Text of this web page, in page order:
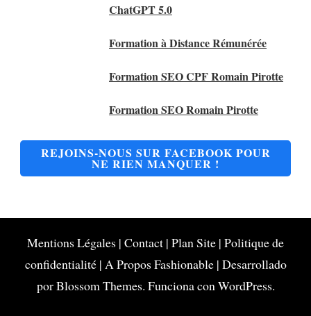
ChatGPT 5.0
Formation à Distance Rémunérée
Formation SEO CPF Romain Pirotte
Formation SEO Romain Pirotte
REJOINS-NOUS SUR FACEBOOK POUR
NE RIEN MANQUER !
Mentions Légales | Contact | Plan Site | Politique de
confidentialité| A Propos Fashionable | Desarrollado
porBlossom Themes. Funciona con WordPress.